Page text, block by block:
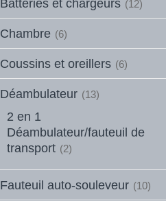
Batteries et chargeurs (12)
Chambre (6)
Coussins et oreillers (6)
Déambulateur (13)
2 en 1
Déambulateur/fauteuil de
transport (2)
Fauteuil auto-souleveur (10)